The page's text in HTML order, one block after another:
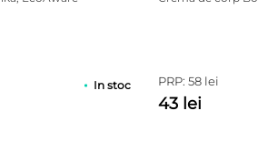
In stoc PRP: 58 lei
43 lei